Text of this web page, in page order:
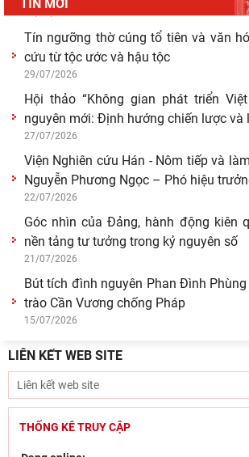
TIN MỚI
29/07/2026
Tín ngưỡng thờ cúng tổ tiên và văn
cứu từ tộc ước và hậu tộc
29/07/2026
Hội thảo “Không gian phát triển
nguyên mới: Định hướng chiến lược và
27/07/2026
Viện Nghiên cứu Hán - Nôm tiếp và
Nguyễn Phương Ngọc – Phó hiệu
22/07/2026
Góc nhìn của Đảng, hành động kiên
nền tảng tư tưởng trong kỷ nguyên số
21/07/2026
Bút tích đình nguyên Phan Đình
trào Cần Vương chống Pháp
15/07/2026
LIÊN KẾT WEB SITE
THỐNG KÊ TRUY CẬP